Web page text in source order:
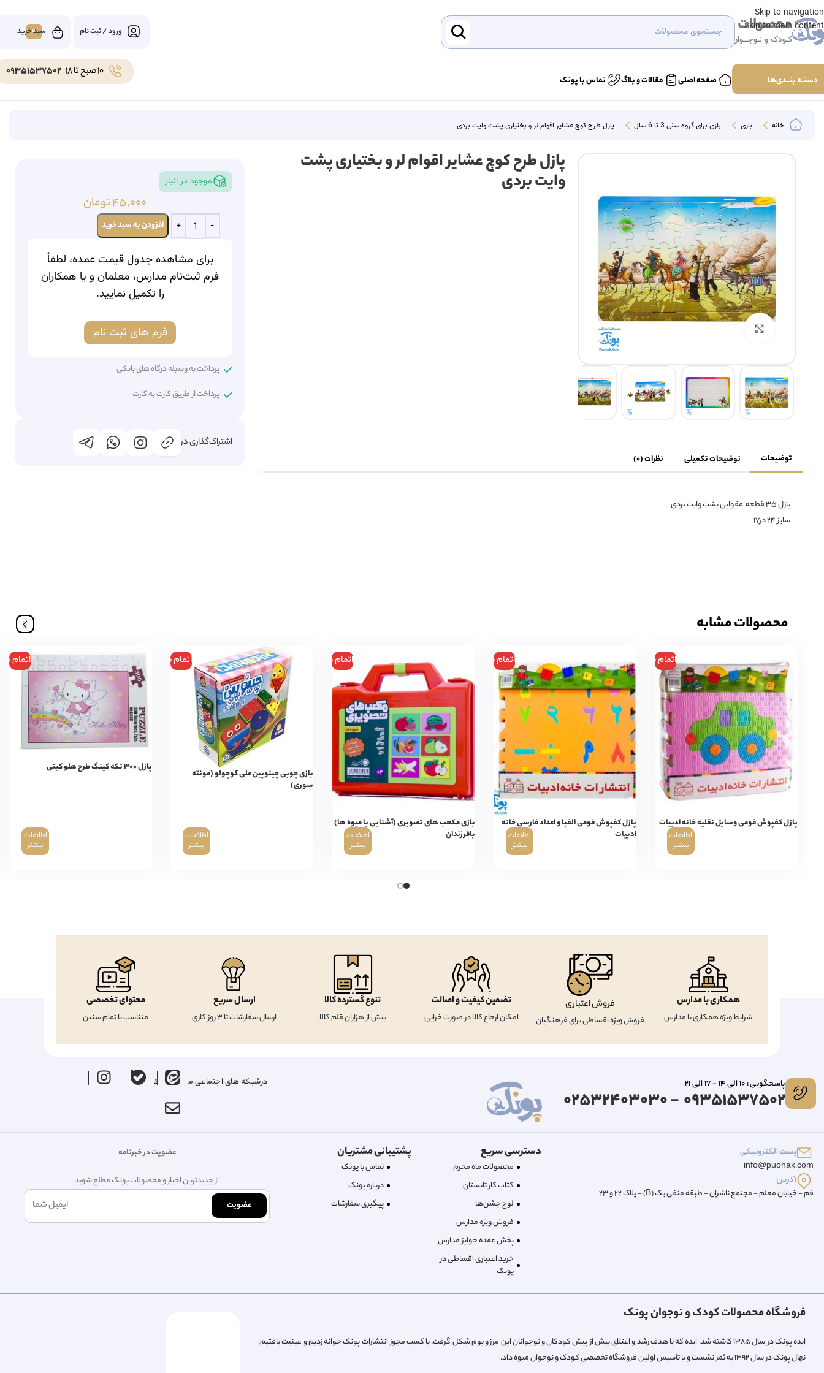
Skip to navigation
Skip to main content
محصولات
کـودک و نـوجــوان
ورود / ثبت نام 0
دستــه بنـــدی‌ها صفحه اصلی مقالات و بلاگ تماس با پونک
10 صبح تا 18 09351537502
خانه بازی بازی برای گروه سنی 3 تا 6 سال پازل طرح کوچ عشایر اقوام لر و بختیاری پشت وایت بردی
پازل طرح کوچ عشایر اقوام لر و بختیاری پشت
وایت بردی
توضیحات توضیحات تکمیلی نظرات (0)
پازل ۳۵ قطعه مقوایی پشت وایت بردی
سایز 24 در17
موجود در انبار
۴۵,۰۰۰تومان
افزودن به سبد خرید
برای مشاهده جدول قیمت عمده، لطفاً
فرم ثبت‌نام مدارس، معلمان و یا همکاران
را تکمیل نمایید.
فرم های ثبت نام
پرداخت به وسیله درگاه های بانکی
پرداخت از طریق کارت به کارت
اشتراک‌گذاری در
محصولات مشابه
اتمام موجودی
پازل کفپوش فومی وسایل نقلیه خانه ادبیات
اطلاعات
بیشتر
اتمام موجودی
پازل کفپوش فومی الفبا و اعداد فارسی خانه
ادبیات
اطلاعات
بیشتر
اتمام موجودی
بازی مکعب های تصویری (آشنایی با میوه ها)
بافرزندان
اطلاعات
بیشتر
اتمام موجودی
بازی چوبی چینوپین علی کوچولو (مونته
سوری)
اطلاعات
بیشتر
اتمام
پازل ۳۰۰ تکه کینگ طرح هلو کیتی
اطلاعات
بیشتر
همکاری با مدارس
شرایط ویژه همکاری با مدارس
فروش اعتباری
فروش ویژه اقساطی برای فرهنگیان
تضمین کیفیت و اصالت
امکان ارجاع کالا در صورت خرابی
تنوع گسترده کالا
بیش از هزاران قلم کالا
ارسال سریع
ارسال سفارشات تا 3 روز کاری
محتوای تخصصی
متناسب با تمام سنین
پاسخگویی : 10 الی 14 - 17 الی 21
09351537502 - 02532403030
درشبکه های اجتماعی ما را دنبال کنید
پست الکترونیکی
info@puonak.com
آدرس
قم - خیابان معلم - مجتمع ناشران - طبقه منفی یک (B) - پلاک 22 و 23
دسترسی سریع
محصولات ماه محرم
کتاب کار تابستان
لوح جشن‌ها
فروش ویژه مدارس
پخش عمده جوایز مدارس
خرید اعتباری اقساطی در
پونک
پشتیبانی مشتریان
تماس با پونک
درباره‌ پونک
پیگیری سفارشات
عضویت در خبرنامه
از جدیدترین اخبار و محصولات پونک مطلع شوید
عضویت
فروشگاه محصولات کودک و نوجوان پونک
ایده پونک در سال ۱۳۸۵ کاشته شد. ایده که با هدف رشد و اعتلای بیش از پیش کودکان و نوجوانان این مرز و بوم شکل گرفت. با کسب مجوز انتشارات پونک جوانه زدیم و عینیت یافتیم.
نهال پونک در سال ۱۳۹۲ به ثمر نشست و با تأسیس اولین فروشگاه تخصصی کودک و نوجوان میوه داد.